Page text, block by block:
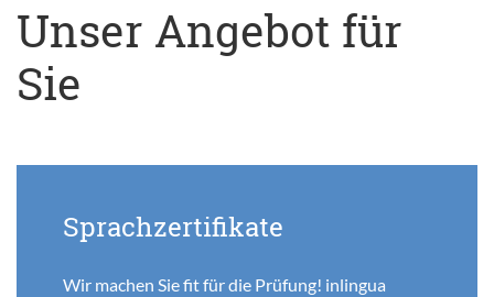
Unser Angebot für
Sie
Sprachzertifikate
Wir machen Sie fit für die Prüfung! inlingua